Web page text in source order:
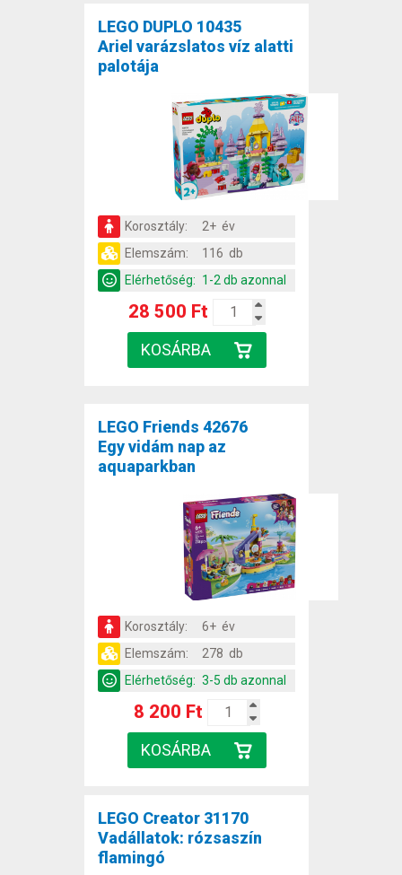
LEGO DUPLO 10435
Ariel varázslatos víz alatti
palotája
Korosztály:
2+ év
Elemszám:
116 db
Elérhetőség: 1-2 db azonnal
28 500 Ft
LEGO Friends 42676
Egy vidám nap az
aquaparkban
Korosztály:
6+ év
Elemszám:
278 db
Elérhetőség: 3-5 db azonnal
8 200 Ft
LEGO Creator 31170
Vadállatok: rózsaszín
flamingó